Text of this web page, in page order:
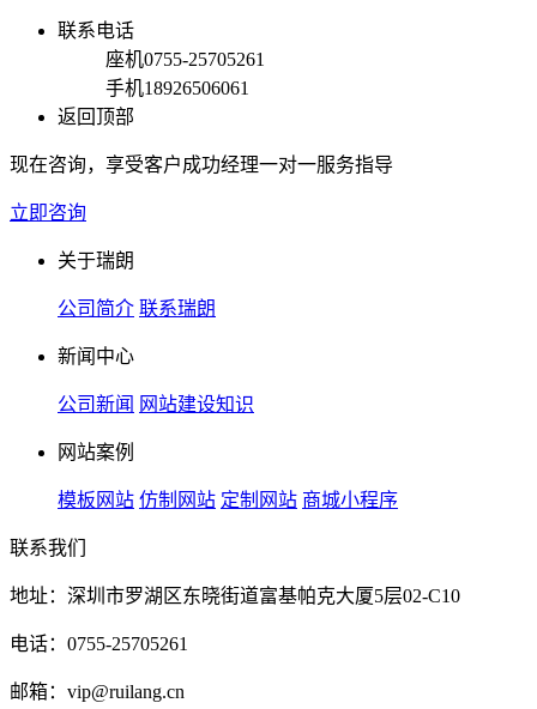
联系电话
座机0755-25705261
手机18926506061
返回顶部
现在咨询，享受客户成功经理一对一服务指导
立即咨询
关于瑞朗
公司简介 联系瑞朗
新闻中心
公司新闻 网站建设知识
网站案例
模板网站 仿制网站 定制网站 商城小程序
联系我们
地址：深圳市罗湖区东晓街道富基帕克大厦5层02-C10
电话：0755-25705261
邮箱：vip@ruilang.cn